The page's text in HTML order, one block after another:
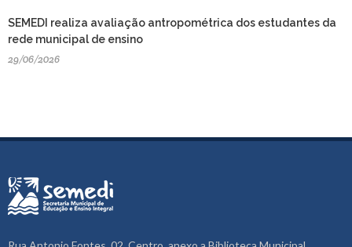
SEMEDI realiza avaliação antropométrica dos estudantes da
rede municipal de ensino
29/06/2026